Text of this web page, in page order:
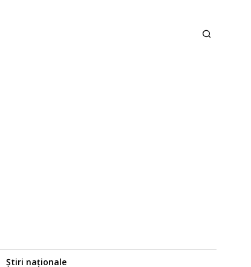
Știri naționale